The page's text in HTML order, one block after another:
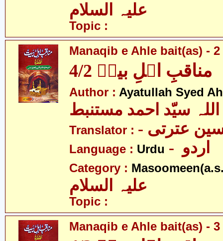
Topic :
Manaqib e Ahle bait(as) -
مناقبِ اہلِ بیتؑ 4/2
Author : Ayatullah Syed
سیّد احمد مستنبط
Translator : عترتی
Language : Urdu
Category :
Topic :
Manaqib e Ahle bait(as) -